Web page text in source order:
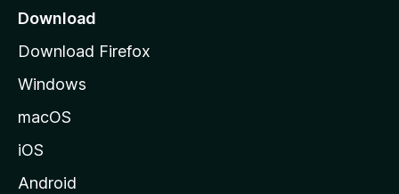
i
a
l
e
l
Download
Download Firefox
Windows
macOS
iOS
Android